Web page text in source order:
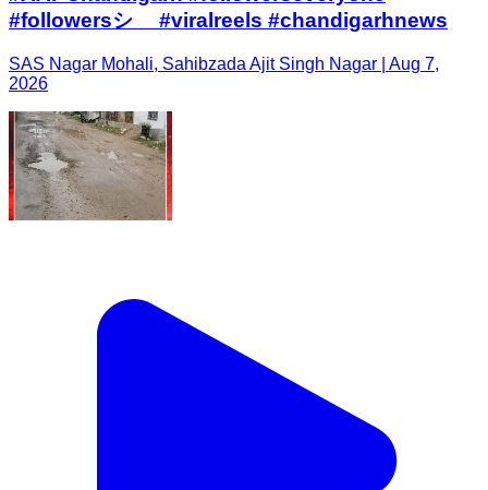
#followersシ゚ #viralreels #chandigarhnews
SAS Nagar Mohali, Sahibzada Ajit Singh Nagar | Aug 7,
2026